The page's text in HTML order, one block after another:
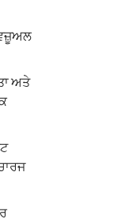
ਅਤੇ